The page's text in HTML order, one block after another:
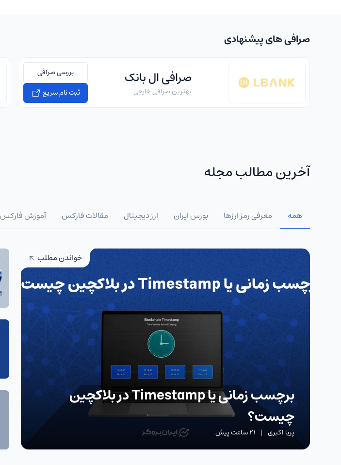
صرافی های پیشنهادی
صرافی ال بانک
بهترین صرافی خارجی
بررسی صرافی
ثبت نام سریع
آخرین مطالب مجله
همه معرفی رمز ارزها بورس ایران ارز دیجیتال مقالات فارکس آموزش فارکس
برچسب زمانی یا Timestamp در بلاکچین
چیست؟
پریا اکبری | 21 ساعت پیش
خواندن مطلب